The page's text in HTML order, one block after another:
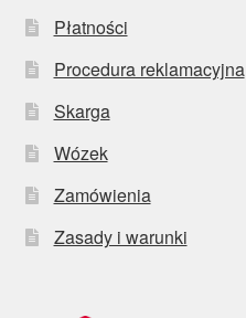
Płatności
Procedura reklamacyjna
Skarga
Wózek
Zamówienia
Zasady i warunki